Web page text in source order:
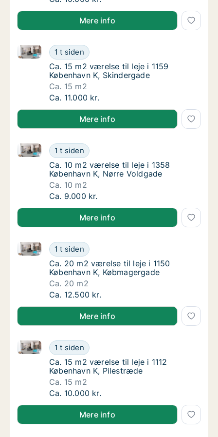
Mere info
Ca. 15 m2 værelse til leje i 1159 København
1 t siden
Ca. 15 m2 værelse til leje i 1159 København K,
Ca. 15 m2 værelse til leje i 1159 København
Ca. 15 m2 værelse til leje i 1159
København K, Skindergade
Ca. 15 m2
Ca. 15 m2 værelse til leje i 1159 København
Ca. 11.000 kr.
Mere info
Ca. 10 m2 værelse til leje i 1358 København
1 t siden
Ca. 10 m2 værelse til leje i 1358 København K,
Ca. 10 m2 værelse til leje i 1358 København
Ca. 10 m2 værelse til leje i 1358
København K, Nørre Voldgade
Ca. 10 m2
Ca. 10 m2 værelse til leje i 1358 København
Ca. 9.000 kr.
Mere info
Ca. 20 m2 værelse til leje i 1150 København
1 t siden
Ca. 20 m2 værelse til leje i 1150 København K,
Ca. 20 m2 værelse til leje i 1150 København
Ca. 20 m2 værelse til leje i 1150
København K, Købmagergade
Ca. 20 m2
Ca. 20 m2 værelse til leje i 1150 København
Ca. 12.500 kr.
Mere info
Ca. 15 m2 værelse til leje i 1112 København
1 t siden
Ca. 15 m2 værelse til leje i 1112 København K,
Ca. 15 m2 værelse til leje i 1112 København
Ca. 15 m2 værelse til leje i 1112
København K, Pilestræde
Ca. 15 m2
Ca. 15 m2 værelse til leje i 1112 København
Ca. 10.000 kr.
Mere info